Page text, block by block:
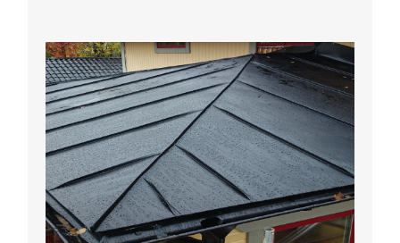
Klicka här för att komma till vår avdelning för plåtverkstad.